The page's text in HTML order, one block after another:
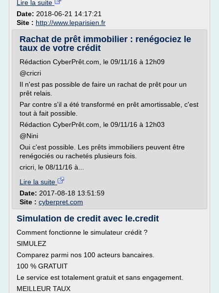
Lire la suite
Date: 2018-06-21 14:17:21
Site : http://www.leparisien.fr
Rachat de prêt immobilier : renégociez le
taux de votre crédit
Rédaction CyberPrêt.com, le 09/11/16 à 12h09
@cricri
Il n'est pas possible de faire un rachat de prêt pour un
prêt relais.
Par contre s'il a été transformé en prêt amortissable, c'est
tout à fait possible.
Rédaction CyberPrêt.com, le 09/11/16 à 12h03
@Nini
Oui c'est possible. Les prêts immobiliers peuvent être
renégociés ou rachetés plusieurs fois.
cricri, le 08/11/16 à...
Lire la suite
Date: 2017-08-18 13:51:59
Site : cyberpret.com
Simulation de credit avec le.credit
Comment fonctionne le simulateur crédit ?
SIMULEZ
Comparez parmi nos 100 acteurs bancaires.
100 % GRATUIT
Le service est totalement gratuit et sans engagement.
MEILLEUR TAUX